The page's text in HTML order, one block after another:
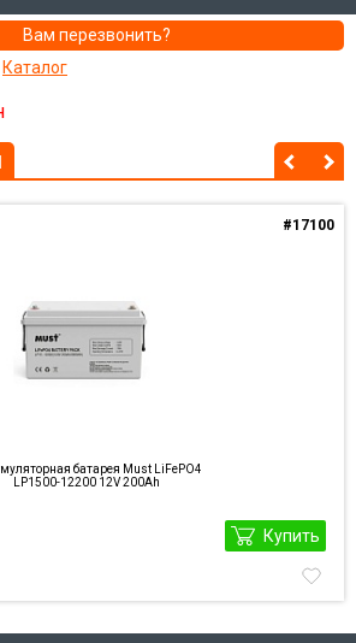
Вам перезвонить?
Каталог
#17100
батарея Must LiFePO4
LP1500-12200 12V 200Ah
Купить